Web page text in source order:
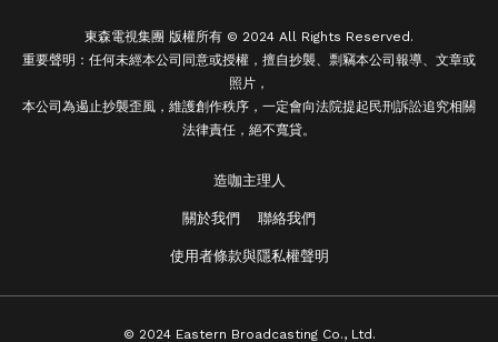
造咖主理人
關於我們 聯絡我們
使用者條款與隱私權聲明
東森電視集團 版權所有 © 2024 All Rights Reserved.
重要聲明：任何未經本公司同意或授權，擅自抄襲、剽竊本公司報導、文章或
照片，
本公司為遏止抄襲歪風，維護創作秩序，一定會向法院提起民刑訴訟追究相關
法律責任，絕不寬貸。
© 2024 Eastern Broadcasting Co., Ltd.